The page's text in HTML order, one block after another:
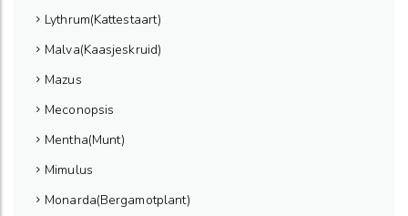
Lythrum(Kattestaart)
Malva(Kaasjeskruid)
Mazus
Meconopsis
Mentha(Munt)
Mimulus
Monarda(Bergamotplant)